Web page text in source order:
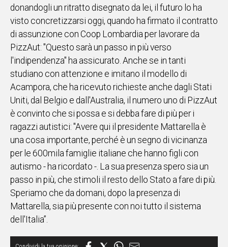
donandogli un ritratto disegnato da lei, il futuro lo ha
visto concretizzarsi oggi, quando ha firmato il contratto
di assunzione con Coop Lombardia per lavorare da
PizzAut: "Questo sarà un passo in più verso
l'indipendenza" ha assicurato. Anche se in tanti
studiano con attenzione e imitano il modello di
Acampora, che ha ricevuto richieste anche dagli Stati
Uniti, dal Belgio e dall'Australia, il numero uno di PizzAut
è convinto che si possa e si debba fare di più per i
ragazzi autistici: "Avere qui il presidente Mattarella è
una cosa importante, perché è un segno di vicinanza
per le 600mila famiglie italiane che hanno figli con
autismo - ha ricordato -. La sua presenza spero sia un
passo in più, che stimoli il resto dello Stato a fare di più.
Speriamo che da domani, dopo la presenza di
Mattarella, sia più presente con noi tutto il sistema
dell'Italia”.